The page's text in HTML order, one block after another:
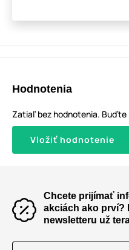
Hodnotenia
Zatiaľ bez hodnotenia. Buďte
Vložiť hodnotenie
Chcete prijímať
akciách ako prví?
newsletteru už